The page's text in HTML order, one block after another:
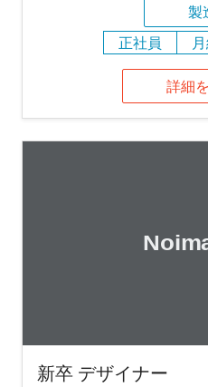
製
正社員
詳細
新卒 デザイナー